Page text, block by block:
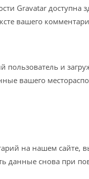
Gravatar
вашего
пользователь и
вашего
на нашем сайте,
данные снова при